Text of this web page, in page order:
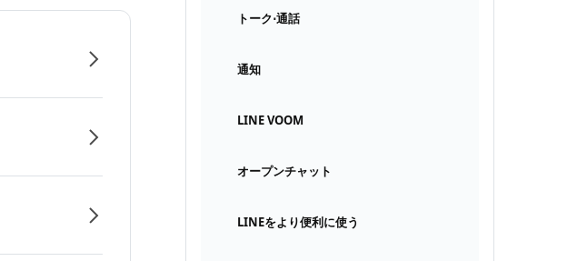
トーク⋅通話
通知
LINE VOOM
オープンチャット
LINEをより便利に使う